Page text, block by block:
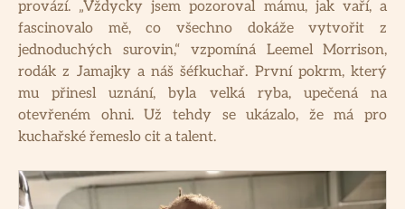
provází. „Vždycky jsem pozoroval mámu, jak vaří, a
fascinovalo mě, co všechno dokáže vytvořit z
jednoduchých surovin,“ vzpomíná Leemel Morrison,
rodák z Jamajky a náš šéfkuchař. První pokrm, který
mu přinesl uznání, byla velká ryba, upečená na
otevřeném ohni. Už tehdy se ukázalo, že má pro
kuchařské řemeslo cit a talent.